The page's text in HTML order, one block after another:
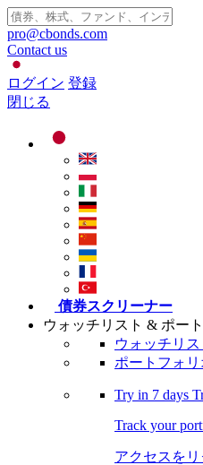
pro@cbonds.com
Contact us
ログイン 登録
閉じる
債券スクリーナー
ウォッチリスト & ポー
ウォッチリス
ポートフォリ
Try in 7 days
Track your
アクセスをリ